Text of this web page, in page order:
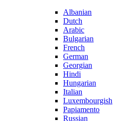
Albanian
Dutch
Arabic
Bulgarian
French
German
Georgian
Hindi
Hungarian
Italian
Luxembourgish
Papiamento
Russian